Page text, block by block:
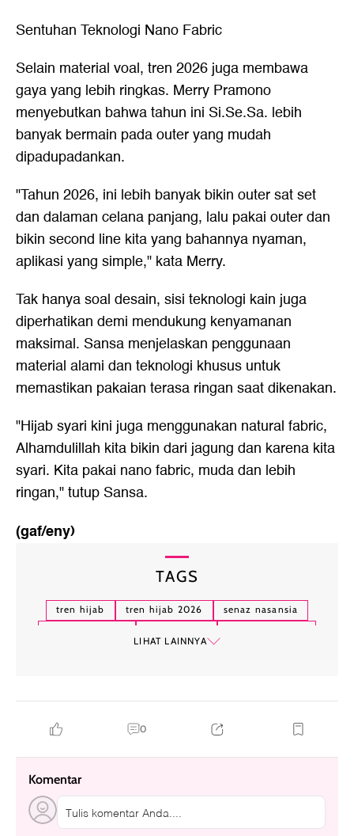
Sentuhan Teknologi Nano Fabric
Selain material voal, tren 2026 juga membawa
gaya yang lebih ringkas. Merry Pramono
menyebutkan bahwa tahun ini Si.Se.Sa. lebih
banyak bermain pada outer yang mudah
dipadupadankan.
"Tahun 2026, ini lebih banyak bikin outer sat set
dan dalaman celana panjang, lalu pakai outer dan
bikin second line kita yang bahannya nyaman,
aplikasi yang simple," kata Merry.
Tak hanya soal desain, sisi teknologi kain juga
diperhatikan demi mendukung kenyamanan
maksimal. Sansa menjelaskan penggunaan
material alami dan teknologi khusus untuk
memastikan pakaian terasa ringan saat dikenakan.
"Hijab syari kini juga menggunakan natural fabric,
Alhamdulillah kita bikin dari jagung dan karena kita
syari. Kita pakai nano fabric, muda dan lebih
ringan," tutup Sansa.
(gaf/eny)
TAGS
tren hijab tren hijab 2026
senaz nasansia
LIHAT LAINNYA
0
Komentar
Tulis komentar Anda....